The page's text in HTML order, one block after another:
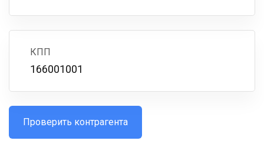
КПП
166001001
Проверить контрагента